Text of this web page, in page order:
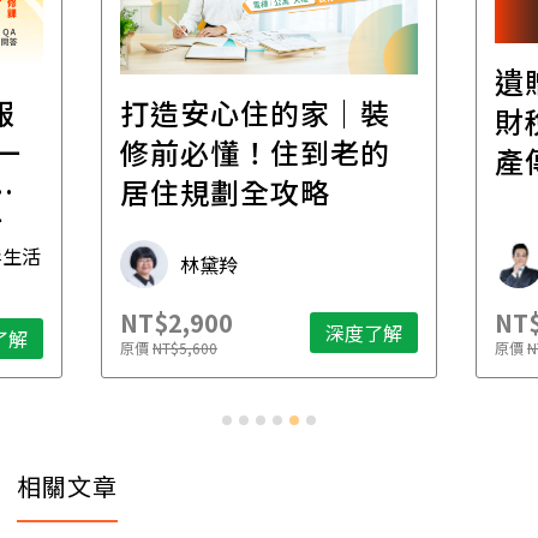
活
解
打造安心住的家｜裝
修前必懂！住到老的
居住規劃全攻略
林黛羚
NT$2,900
原價NT$5,600 深度了解
遺
財
產
原價
相關文章